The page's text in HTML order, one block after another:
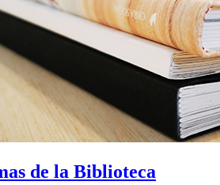
de la Biblioteca